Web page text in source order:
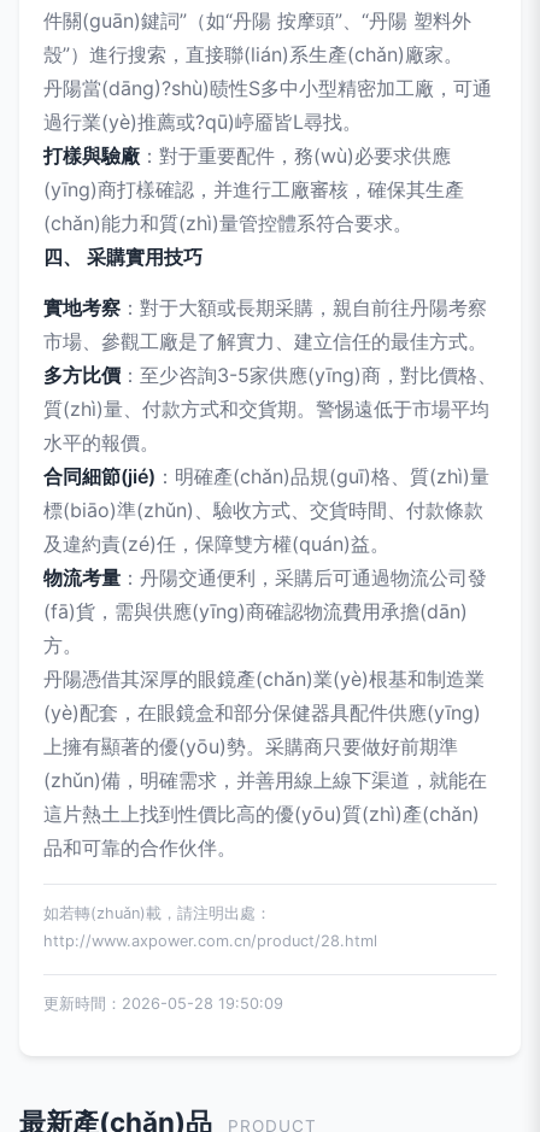
件關(guān)鍵詞”（如“丹陽 按摩頭”、“丹陽 塑料外
殼”）進行搜索，直接聯(lián)系生產(chǎn)廠家。
丹陽當(dāng)?shù)赜性S多中小型精密加工廠，可通
過行業(yè)推薦或?qū)嵉靥皆L尋找。
打樣與驗廠 ：對于重要配件，務(wù)必要求供應
(yīng)商打樣確認，并進行工廠審核，確保其生產
(chǎn)能力和質(zhì)量管控體系符合要求。
四、 采購實用技巧
實地考察 ：對于大額或長期采購，親自前往丹陽考察
市場、參觀工廠是了解實力、建立信任的最佳方式。
多方比價 ：至少咨詢3-5家供應(yīng)商，對比價格、
質(zhì)量、付款方式和交貨期。警惕遠低于市場平均
水平的報價。
合同細節(jié) ：明確產(chǎn)品規(guī)格、質(zhì)量
標(biāo)準(zhǔn)、驗收方式、交貨時間、付款條款
及違約責(zé)任，保障雙方權(quán)益。
物流考量 ：丹陽交通便利，采購后可通過物流公司發
(fā)貨，需與供應(yīng)商確認物流費用承擔(dān)
方。
丹陽憑借其深厚的眼鏡產(chǎn)業(yè)根基和制造業
(yè)配套，在眼鏡盒和部分保健器具配件供應(yīng)
上擁有顯著的優(yōu)勢。采購商只要做好前期準
(zhǔn)備，明確需求，并善用線上線下渠道，就能在
這片熱土上找到性價比高的優(yōu)質(zhì)產(chǎn)
品和可靠的合作伙伴。
如若轉(zhuǎn)載，請注明出處：
http://www.axpower.com.cn/product/28.html
更新時間：2026-05-28 19:50:09
最新產(chǎn)品 PRODUCT